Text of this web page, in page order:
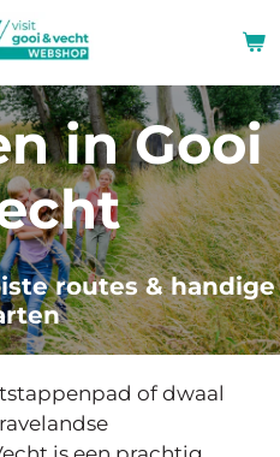
in Gooi
routes & handige
of dwaal